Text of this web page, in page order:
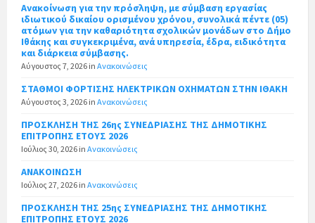
Ανακοίνωση για την πρόσληψη, με σύμβαση εργασίας
ιδιωτικού δικαίου ορισμένου χρόνου, συνολικά πέντε (05)
ατόμων για την καθαριότητα σχολικών μονάδων στο Δήμο
Ιθάκης και συγκεκριμένα, ανά υπηρεσία, έδρα, ειδικότητα
και διάρκεια σύμβασης.
Αύγουστος 7, 2026 in Ανακοινώσεις
ΣΤΑΘΜΟΙ ΦΟΡΤΙΣΗΣ ΗΛΕΚΤΡΙΚΩΝ ΟΧΗΜΑΤΩΝ ΣΤΗΝ ΙΘΑΚΗ
Αύγουστος 3, 2026 in Ανακοινώσεις
ΠΡΟΣΚΛΗΣΗ ΤΗΣ 26ης ΣΥΝΕΔΡΙΑΣΗΣ ΤΗΣ ΔΗΜΟΤΙΚΗΣ
ΕΠΙΤΡΟΠΗΣ ΕΤΟΥΣ 2026
Ιούλιος 30, 2026 in Ανακοινώσεις
ΑΝΑΚΟΙΝΩΣΗ
Ιούλιος 27, 2026 in Ανακοινώσεις
ΠΡΟΣΚΛΗΣΗ ΤΗΣ 25ης ΣΥΝΕΔΡΙΑΣΗΣ ΤΗΣ ΔΗΜΟΤΙΚΗΣ
ΕΠΙΤΡΟΠΗΣ ΕΤΟΥΣ 2026